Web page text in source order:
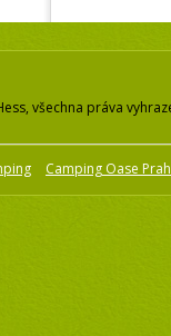
všechna práva
Camping Oase